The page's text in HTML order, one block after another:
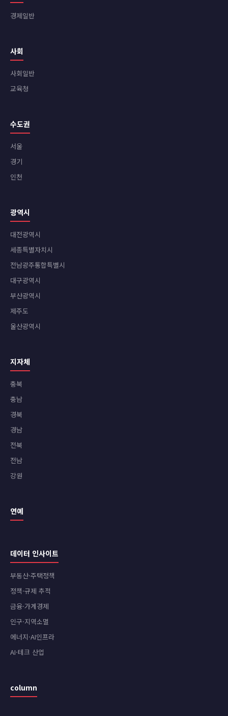
경제일반
사회
사회일반
교육청
수도권
서울
경기
인천
광역시
대전광역시
세종특별자치시
전남광주통합특별시
대구광역시
부산광역시
제주도
울산광역시
지자체
충북
충남
경북
경남
전북
전남
강원
연예
데이터 인사이트
부동산·주택정책
정책·규제 추적
금융·가계경제
인구·지역소멸
에너지·AI인프라
AI·테크 산업
column